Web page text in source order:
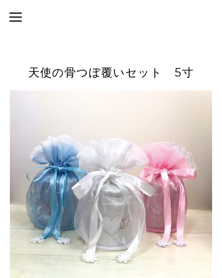
天使の骨つぼ覆いセット 5寸